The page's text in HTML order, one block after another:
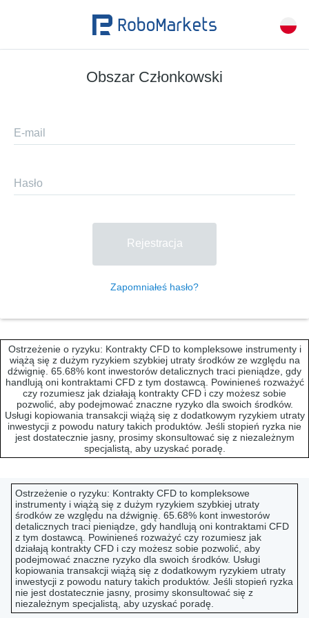
Obszar Członkowski
E-mail
Hasło
Rejestracja
Zapomniałeś hasło?
Ostrzeżenie o ryzyku: Kontrakty CFD to kompleksowe instrumenty i
wiążą się z dużym ryzykiem szybkiej utraty środków ze względu na
dźwignię. 65.68% kont inwestorów detalicznych traci pieniądze, gdy
handlują oni kontraktami CFD z tym dostawcą.
Powinieneś rozważyć
czy rozumiesz jak działają kontrakty CFD i czy możesz sobie
pozwolić, aby podejmować znaczne ryzyko dla swoich środków.
Usługi kopiowania transakcji wiążą się z dodatkowym ryzykiem utraty
inwestycji z powodu natury takich produktów. Jeśli stopień ryzka nie
jest dostatecznie jasny, prosimy skonsultować się z niezależnym
specjalistą, aby uzyskać poradę.
Ostrzeżenie o ryzyku: Kontrakty CFD to kompleksowe
instrumenty i wiążą się z dużym ryzykiem szybkiej utraty
środków ze względu na dźwignię. 65.68% kont inwestorów
detalicznych traci pieniądze, gdy handlują oni kontraktami CFD
z tym dostawcą.
Powinieneś rozważyć czy rozumiesz jak
działają kontrakty CFD i czy możesz sobie pozwolić, aby
podejmować znaczne ryzyko dla swoich środków. Usługi
kopiowania transakcji wiążą się z dodatkowym ryzykiem utraty
inwestycji z powodu natury takich produktów. Jeśli stopień ryzka
nie jest dostatecznie jasny, prosimy skonsultować się z
niezależnym specjalistą, aby uzyskać poradę.
©RoboMarkets, 2013-2026. Wszystkie prawa zastrzeżone.